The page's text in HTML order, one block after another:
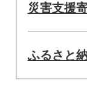
災害支援
ふるさと